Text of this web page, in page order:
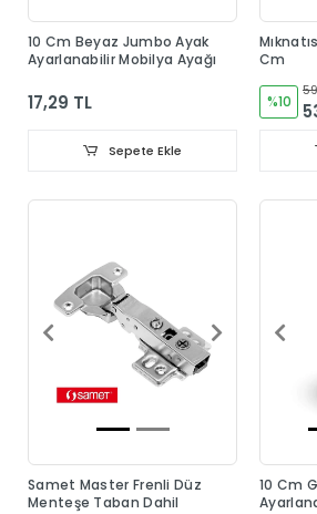
10 Cm Beyaz Jumbo Ayak
Ayarlanabilir Mobilya Ayağı
17,29 TL
Sepete Ekle
Cm
%10
Samet Master Frenli Düz
Menteşe Taban Dahil
10 Cm